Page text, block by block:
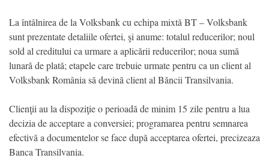
La întâlnirea de la Volksbank cu echipa mixtă BT – Volksbank
sunt prezentate detaliile ofertei, şi anume: totalul reducerilor; noul
sold al creditului ca urmare a aplicării reducerilor; noua sumă
lunară de plată; etapele care trebuie urmate pentru ca un client al
Volksbank România să devină client al Băncii Transilvania.
Clienţii au la dispoziţie o perioadă de minim 15 zile pentru a lua
decizia de acceptare a conversiei; programarea pentru semnarea
efectivă a documentelor se face după acceptarea ofertei, precizeaza
Banca Transilvania.